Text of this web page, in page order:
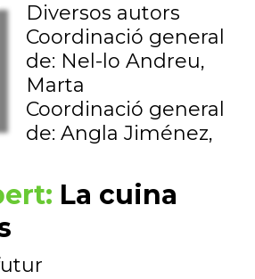
Diversos autors
Coordinació general
de: Nel-lo Andreu,
Marta
Coordinació general
de: Angla Jiménez,
La cuina